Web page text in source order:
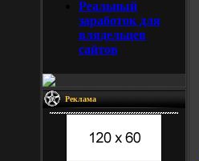
Реальный
заработок для
влядельцев
сайтов
Реклама